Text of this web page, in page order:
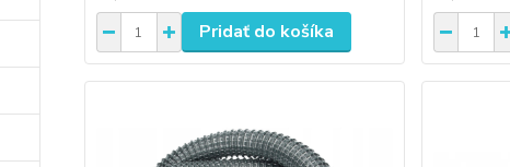
Pridať do košíka